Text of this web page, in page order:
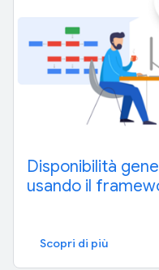
Disponibilità
usando il
Scopri di più